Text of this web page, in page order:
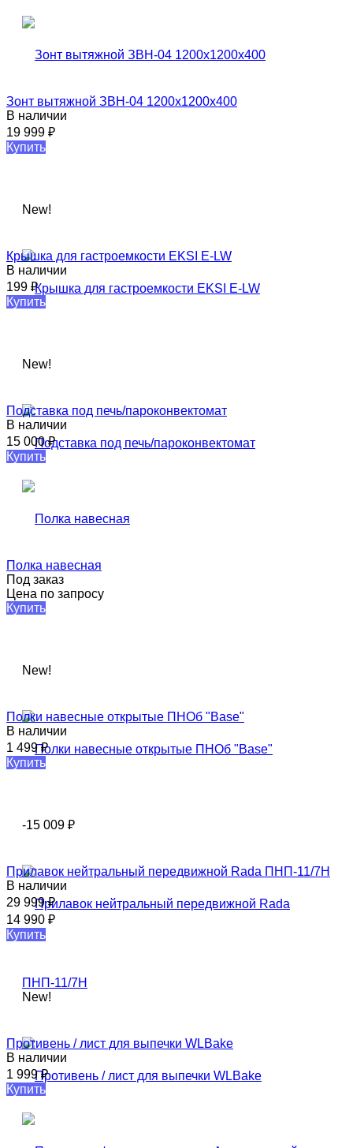
Зонт вытяжной ЗВН-04 1200х1200х400
В наличии
19 999 ₽
Купить
New!
Крышка для гастроемкости EKSI E-LW
В наличии
199 ₽
Купить
New!
Подставка под печь/пароконвектомат
В наличии
15 000₽
Купить
Полка навесная
Под заказ
Цена по запросу
Купить
New!
Полки навесные открытые ПНОб "Base"​​
В наличии
1 499₽
Купить
-15 009 ₽
Прилавок нейтральный передвижной Rada ПНП-11/7Н
В наличии
29 999₽
14 990 ₽
Купить
New!
Противень / лист для выпечки WLBake
В наличии
1 999₽
Купить